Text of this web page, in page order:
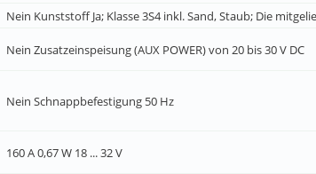
Nein Kunststoff Ja; Klasse 3S4 inkl. Sand, Staub; Die
Nein Zusatzeinspeisung (AUX POWER) von 20 bis 30 V DC
Nein Schnappbefestigung 50 Hz
160 A 0,67 W 18 ... 32 V